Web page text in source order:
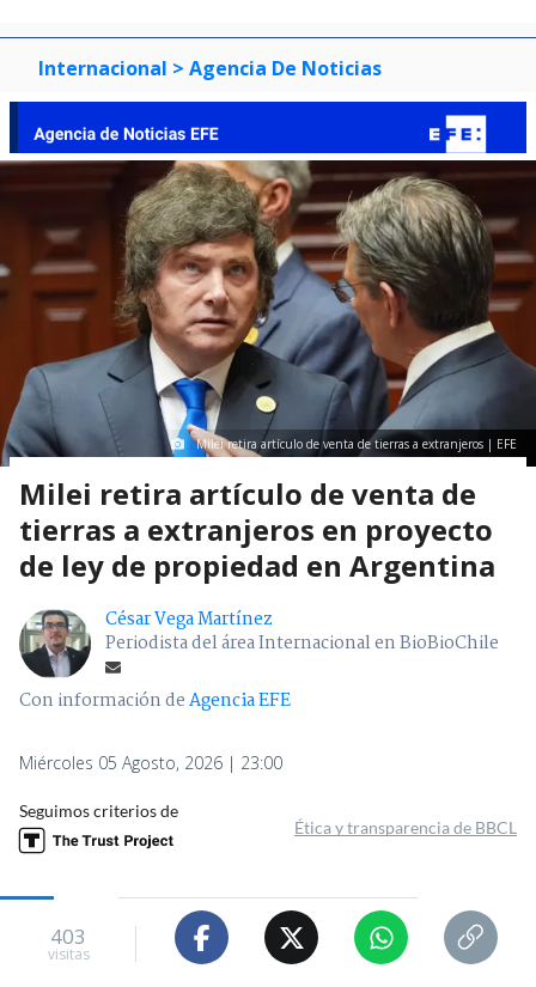
Internacional > Agencia De Noticias
Milei retira artículo de venta de tierras a extranjeros | EFE
Milei retira artículo de venta de
tierras a extranjeros en proyecto
de ley de propiedad en Argentina
César Vega Martínez
Periodista del área Internacional en BioBioChile
Con información deAgencia EFE
Miércoles 05 Agosto, 2026 | 23:00
Seguimos criterios de
Ética y transparencia de BBCL
403
visitas